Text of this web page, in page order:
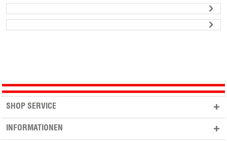
SHOP SERVICE
INFORMATIONEN